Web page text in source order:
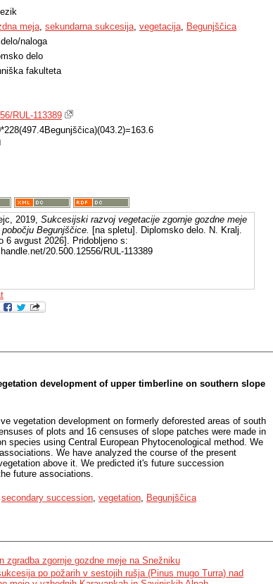
meja, sekundarna sukcesija, vegetacija, Begunjščica
naloga
delo
fakulteta
RUL-113389
2019, Sukcesijski razvoj vegetacije zgornje gozdne meje
Begunjščice. [na spletu]. Diplomsko delo. N. Kralj.
6 avgust 2026]. Pridobljeno s:
20.500.12556/RUL-113389
development of upper timberline on southern slope
vegetation development on formerly deforested areas of south
of plots and 16 censuses of slope patches were made in
species using Central European Phytocenological method. We
We have analyzed the course of the present
above it. We predicted it's future succession
future associations.
secondary succession vegetation Begunjščica
zgradba zgornje gozdne meje na Snežniku
po požarih v sestojih rušja (Pinus mugo Turra) nad